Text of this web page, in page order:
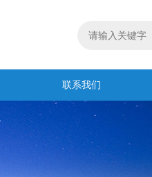
联系我们